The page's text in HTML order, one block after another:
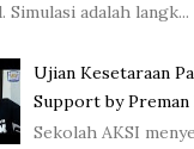
Simulasi adalah langk...
Ujian Kesetaraan
Support by Preman
Sekolah AKSI